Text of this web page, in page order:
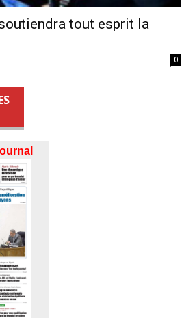
tout esprit la
0